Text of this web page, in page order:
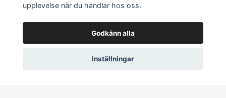
Om köp och returer
upplevelse när du handlar hos oss.
Godkänn alla
Inställningar